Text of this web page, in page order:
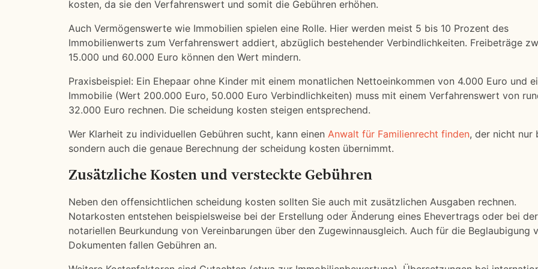
kosten, da sie den Verfahrenswert und somit die Gebühren erhöhen.
Auch Vermögenswerte wie Immobilien spielen eine Rolle. Hier werden meist 5 bis 10 Prozent des
Immobilienwerts zum Verfahrenswert addiert, abzüglich bestehender Verbindlichkeiten. Freibeträge
15.000 und 60.000 Euro können den Wert mindern.
Praxisbeispiel: Ein Ehepaar ohne Kinder mit einem monatlichen Nettoeinkommen von 4.000 Euro und
Immobilie (Wert 200.000 Euro, 50.000 Euro Verbindlichkeiten) muss mit einem Verfahrenswert von
32.000 Euro rechnen. Die scheidung kosten steigen entsprechend.
Wer Klarheit zu individuellen Gebühren sucht, kann einen Anwalt für Familienrecht finden, der nicht nur
sondern auch die genaue Berechnung der scheidung kosten übernimmt.
Zusätzliche Kosten und versteckte Gebühren
Neben den offensichtlichen scheidung kosten sollten Sie auch mit zusätzlichen Ausgaben rechnen.
Notarkosten entstehen beispielsweise bei der Erstellung oder Änderung eines Ehevertrags oder bei der
notariellen Beurkundung von Vereinbarungen über den Zugewinnausgleich. Auch für die Beglaubigung
Dokumenten fallen Gebühren an.